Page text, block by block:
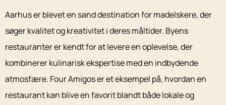
Aarhus er blevet en sand destination for madelskere, der
søger kvalitet og kreativitet i deres måltider. Byens
restauranter er kendt for at levere en oplevelse, der
kombinerer kulinarisk ekspertise med en indbydende
atmosfære. Four Amigos er et eksempel på, hvordan en
restaurant kan blive en favorit blandt både lokale og